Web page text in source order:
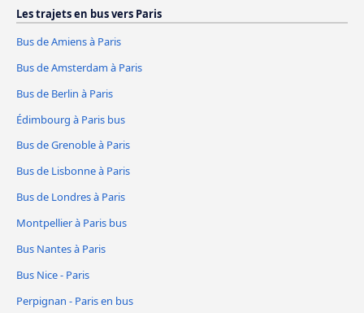
Les trajets en bus vers Paris
Bus de Amiens à Paris
Bus de Amsterdam à Paris
Bus de Berlin à Paris
Édimbourg à Paris bus
Bus de Grenoble à Paris
Bus de Lisbonne à Paris
Bus de Londres à Paris
Montpellier à Paris bus
Bus Nantes à Paris
Bus Nice - Paris
Perpignan - Paris en bus